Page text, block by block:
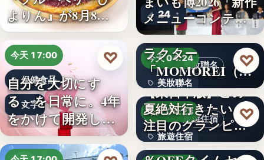
よりん』が8月8日
「ブル…
今天 17:00
保健食品
文字
自分を大切にす
る、を日常に。4年
をかけて開発した
女性のた…
♡
24
メニューコンテス
ト…
美妝聯名
今天 04:24
美妝聯名
文字
韓国発の人気キャ
ラクター
「MOMOREI（モ
モレイ）」が…
♡
旅遊住宿
今天 04:23
旅遊住宿
【東日本版】この
夏絶対行きたい！
注目のグランピン
グ施設…
♡
【アマゾン30